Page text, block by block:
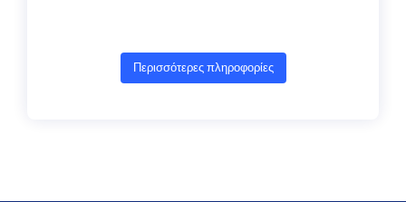
Περισσότερες πληροφορίες